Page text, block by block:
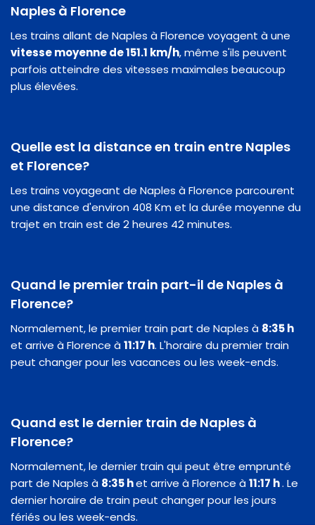
Naples à Florence
Les trains allant de Naples à Florence voyagent à une
vitesse moyenne de 151.1 km/h, même s'ils peuvent
parfois atteindre des vitesses maximales beaucoup
plus élevées.
Quelle est la distance en train entre Naples
et Florence?
Les trains voyageant de Naples à Florence parcourent
une distance d'environ 408 Km et la durée moyenne du
trajet en train est de 2 heures 42 minutes.
Quand le premier train part-il de Naples à
Florence?
Normalement, le premier train part de Naples à 8:35 h
et arrive à Florence à11:17 h. L'horaire du premier train
peut changer pour les vacances ou les week-ends.
Quand est le dernier train de Naples à
Florence?
Normalement, le dernier train qui peut être emprunté
part de Naples à 8:35 het arrive à Florence à11:17 h. Le
dernier horaire de train peut changer pour les jours
fériés ou les week-ends.